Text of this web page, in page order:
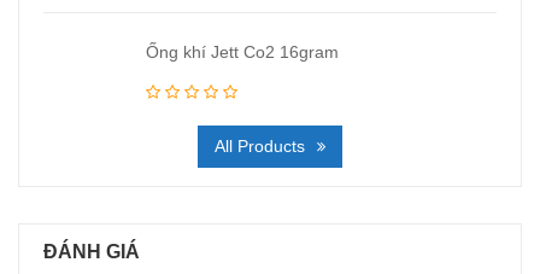
Ống khí Jett Co2 16gram
All Products
ĐÁNH GIÁ